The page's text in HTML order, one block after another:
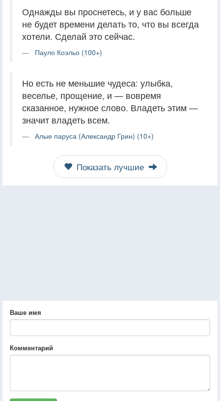
Однажды вы проснетесь, и у вас больше
не будет времени делать то, что вы всегда
хотели. Сделай это сейчас.
Пауло Коэльо (100+)
Но есть не меньшие чудеса: улыбка,
веселье, прощение, и — вовремя
сказанное, нужное слово. Владеть этим —
значит владеть всем.
Алые паруса (Александр Грин) (10+)
Показать лучшие
Ваше имя
Комментарий